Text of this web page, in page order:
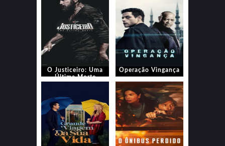
O Justiceiro: Uma
Última Morte
Operação Vingança